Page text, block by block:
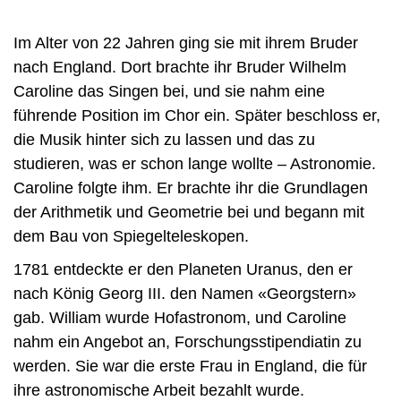
Im Alter von 22 Jahren ging sie mit ihrem Bruder
nach England. Dort brachte ihr Bruder Wilhelm
Caroline das Singen bei, und sie nahm eine
führende Position im Chor ein. Später beschloss er,
die Musik hinter sich zu lassen und das zu
studieren, was er schon lange wollte – Astronomie.
Caroline folgte ihm. Er brachte ihr die Grundlagen
der Arithmetik und Geometrie bei und begann mit
dem Bau von Spiegelteleskopen.
1781 entdeckte er den Planeten Uranus, den er
nach König Georg III. den Namen «Georgstern»
gab. William wurde Hofastronom, und Caroline
nahm ein Angebot an, Forschungsstipendiatin zu
werden. Sie war die erste Frau in England, die für
ihre astronomische Arbeit bezahlt wurde.